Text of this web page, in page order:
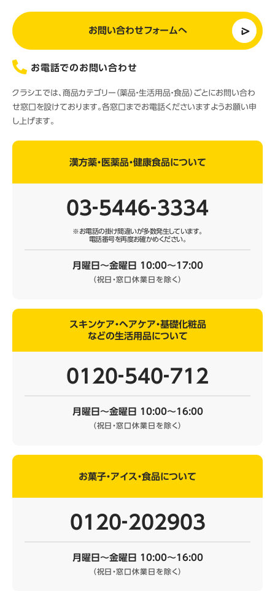
お問い合わせフォームへ
お電話でのお問い合わせ
クラシエでは、商品カテゴリー（薬品・生活用品・食品）ごとにお問い合わ
せ窓口を設けております。各窓口までお電話くださいますようお願い申
し上げます。
漢方薬・医薬品・健康食品について
03‐5446‐3334
※お電話の掛け間違いが多数発生しています。
電話番号を再度お確かめください。
月曜日～金曜日 10:00～17:00
（祝日・窓口休業日を除く）
スキンケア・ヘアケア・基礎化粧品
などの生活用品について
0120‐540‐712
月曜日～金曜日 10:00～16:00
（祝日・窓口休業日を除く）
お菓子・アイス・食品について
0120‐202903
月曜日～金曜日 10:00～16:00
（祝日・窓口休業日を除く）